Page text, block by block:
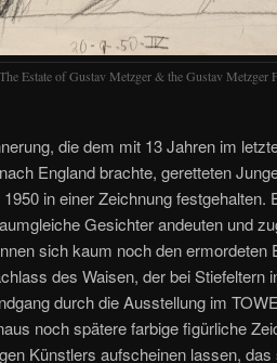
Estate of Gustav Metzger & the Gustav Metzger
die dem mit 13 Jahren im
England brachte, geretteten
in einer Zeichnung festgehalten.
Gesichter andeuten und
sich kaum noch den ermordeten
des Waisen, der bei Stiefeltern
durch die Ausstellung im
noch spätere farbige figürliche
Künstlers aufscheinen lassen,